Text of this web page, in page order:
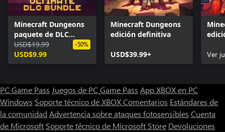
Minecraft Dungeons
paquete de DLC
definitivo
USD$19.99
USD$9.99
-50%
Minecraft Dungeons
edición definitiva
USD$39.99+ Ver
PC Game Pass Juegos de PC Game Pass App XBOX en PC
Windows Soporte técnico de XBOXComentarios Estándares de
la comunidad Advertencia sobre ataques fotosensibles Cuenta
de Microsoft Soporte técnico de Microsoft Store Devoluciones